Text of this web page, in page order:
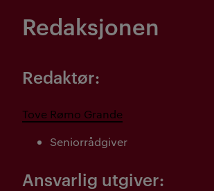
Redaksjonen
Redaktør:
Tove Rømo Grande
Seniorrådgiver
Ansvarlig utgiver: